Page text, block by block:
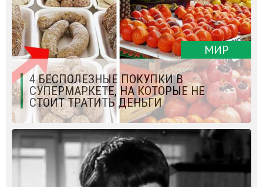
МИР
4 БЕСПОЛЕЗНЫЕ ПОКУПКИ В
СУПЕРМАРКЕТЕ, НА КОТОРЫЕ НЕ
СТОИТ ТРАТИТЬ ДЕНЬГИ